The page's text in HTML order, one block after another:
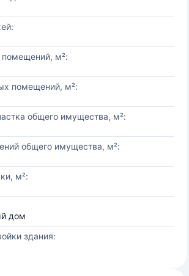
м²:
помещений, м²:
общего имущества, м²:
общего имущества, м²:
м²:
дом
здания: